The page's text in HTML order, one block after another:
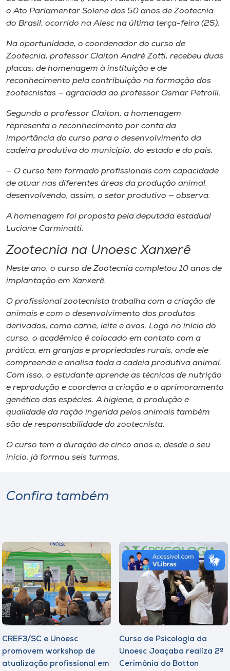
Selecione
A+
A-
o Ato Parlamentar Solene dos 50 anos de Zootecnia
do Brasil, ocorrido na Alesc na última terça-feira (25).
Na oportunidade, o coordenador do curso de
Zootecnia, professor Claiton André Zotti, recebeu duas
placas: de homenagem à instituição e de
reconhecimento pela contribuição na formação dos
zootecnistas — agraciada ao professor Osmar Petrolli.
Segundo o professor Claiton, a homenagem
representa o reconhecimento por conta da
importância do curso para o desenvolvimento da
cadeira produtiva do município, do estado e do país.
— O curso tem formado profissionais com capacidade
de atuar nas diferentes áreas da produção animal,
desenvolvendo, assim, o setor produtivo — observa.
A homenagem foi proposta pela deputada estadual
Luciane Carminatti.
Zootecnia na Unoesc Xanxerê
Neste ano, o curso de Zootecnia completou 10 anos de
implantação em Xanxerê.
O profissional zootecnista trabalha com a criação de
animais e com o desenvolvimento dos produtos
derivados, como carne, leite e ovos. Logo no início do
curso, o acadêmico é colocado em contato com a
prática, em granjas e propriedades rurais, onde ele
compreende e analisa toda a cadeia produtiva animal.
Com isso, o estudante aprende as técnicas de nutrição
e reprodução e coordena a criação e o aprimoramento
genético das espécies. A higiene, a produção e
qualidade da ração ingerida pelos animais também
são de responsabilidade do zootecnista.
O curso tem a duração de cinco anos e, desde o seu
início, já formou seis turmas.
Confira também
CREF3/SC e Unoesc
promovem workshop de
atualização profissional em
Curso de Psicologia da
Unoesc Joaçaba realiza 2ª
Cerimônia do Botton